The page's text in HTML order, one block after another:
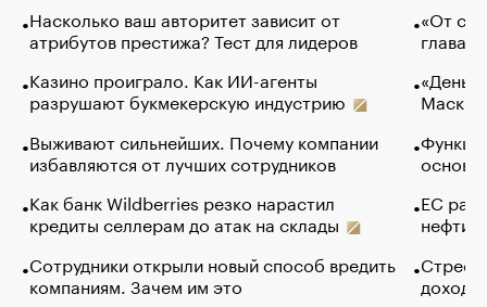
Насколько ваш авторитет зависит от
атрибутов престижа? Тест для лидеров
Казино проиграло. Как ИИ-агенты
разрушают букмекерскую индустрию
Выживают сильнейших. Почему компании
избавляются от лучших сотрудников
Как банк Wildberries резко нарастил
кредиты селлерам до атак на склады
Сотрудники открыли новый способ вредить
компаниям. Зачем им это
«От
глава
Маск в
основ
ЕС
нефти